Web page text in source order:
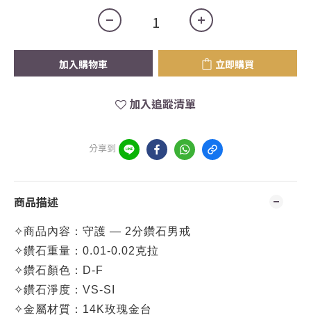
加入購物車 立即購買
加入追蹤清單
分享到
商品描述
✧商品內容：守護 — 2分鑽石男戒
✧鑽石重量： 0.01-0.02克拉
✧鑽石顏色：D-F
✧鑽石淨度：VS-SI
✧金屬材質：14K玫瑰金台